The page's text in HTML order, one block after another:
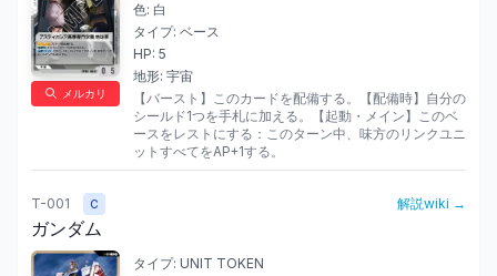
メルカリ
色: 白
タイプ: ベース
HP: 5
地形: 宇宙
【バースト】このカードを配備する。【配備時】自分の
シールド1つを手札に加える。【起動・メイン】このベ
ースをレストにする：このターン中、味方のリンクユニ
ットすべてをAP+1する。
T-001 C 解説wiki →
ガンダム
タイプ: UNIT TOKEN